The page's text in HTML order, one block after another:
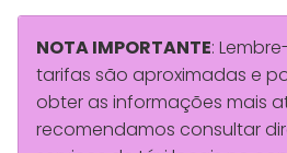
NOTA IMPORTANTE:
tarifas são aproximadas e
obter as informações mais
recomendamos consultar